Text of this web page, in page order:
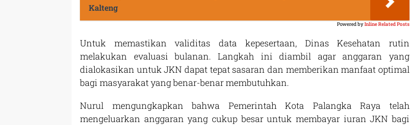
Kalteng
Powered byInline Related Posts
Untuk memastikan validitas data kepesertaan, Dinas Kesehatan rutin
melakukan evaluasi bulanan. Langkah ini diambil agar anggaran yang
dialokasikan untuk JKN dapat tepat sasaran dan memberikan manfaat optimal
bagi masyarakat yang benar-benar membutuhkan.
Nurul mengungkapkan bahwa Pemerintah Kota Palangka Raya telah
mengeluarkan anggaran yang cukup besar untuk membayar iuran JKN bagi